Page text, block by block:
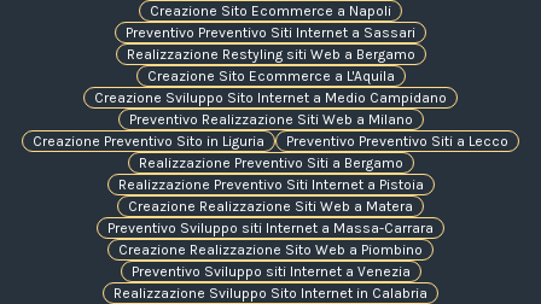
Creazione Sito Ecommerce a Napoli
Preventivo Preventivo Siti Internet a Sassari
Realizzazione Restyling siti Web a Bergamo
Creazione Sito Ecommerce a L'Aquila
Creazione Sviluppo Sito Internet a Medio Campidano
Preventivo Realizzazione Siti Web a Milano
Creazione Preventivo Sito in Liguria
Preventivo Preventivo Siti a Lecco
Realizzazione Preventivo Siti a Bergamo
Realizzazione Preventivo Siti Internet a Pistoia
Creazione Realizzazione Siti Web a Matera
Preventivo Sviluppo siti Internet a Massa-Carrara
Creazione Realizzazione Sito Web a Piombino
Preventivo Sviluppo siti Internet a Venezia
Realizzazione Sviluppo Sito Internet in Calabria